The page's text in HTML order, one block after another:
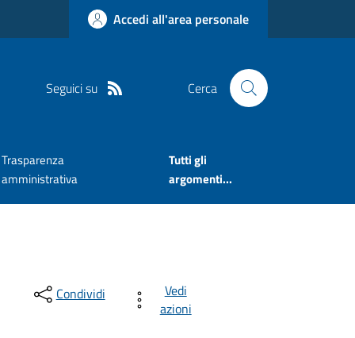
Accedi all'area personale
Seguici su Cerca
Trasparenza
amministrativa
Tutti gli
argomenti...
Condividi
Vedi
azioni